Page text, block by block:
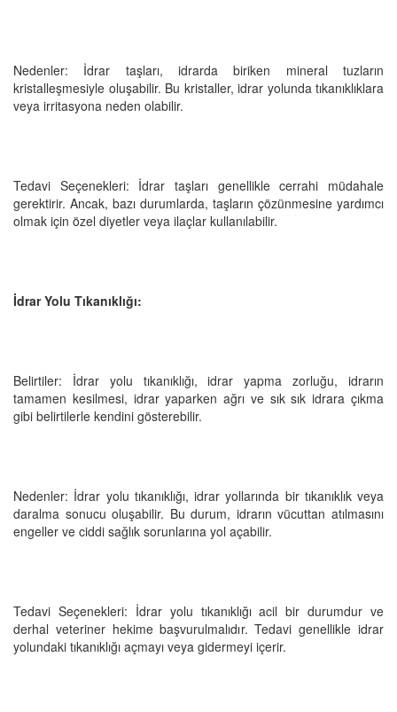
Nedenler: İdrar taşları, idrarda biriken mineral tuzların
kristalleşmesiyle oluşabilir. Bu kristaller, idrar yolunda tıkanıklıklara
veya irritasyona neden olabilir.
Tedavi Seçenekleri: İdrar taşları genellikle cerrahi müdahale
gerektirir. Ancak, bazı durumlarda, taşların çözünmesine yardımcı
olmak için özel diyetler veya ilaçlar kullanılabilir.
İdrar Yolu Tıkanıklığı:
Belirtiler: İdrar yolu tıkanıklığı, idrar yapma zorluğu, idrarın
tamamen kesilmesi, idrar yaparken ağrı ve sık sık idrara çıkma
gibi belirtilerle kendini gösterebilir.
Nedenler: İdrar yolu tıkanıklığı, idrar yollarında bir tıkanıklık veya
daralma sonucu oluşabilir. Bu durum, idrarın vücuttan atılmasını
engeller ve ciddi sağlık sorunlarına yol açabilir.
Tedavi Seçenekleri: İdrar yolu tıkanıklığı acil bir durumdur ve
derhal veteriner hekime başvurulmalıdır. Tedavi genellikle idrar
yolundaki tıkanıklığı açmayı veya gidermeyi içerir.